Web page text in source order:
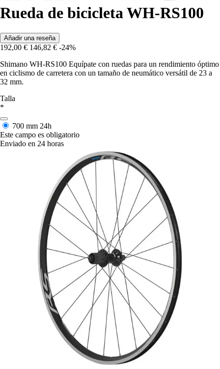
Rueda de bicicleta WH-RS100
Añadir una reseña
192,00 € 146,82 € -24%
Shimano WH-RS100 Equípate con ruedas para un rendimiento óptimo
en ciclismo de carretera con un tamaño de neumático versátil de 23 a
32 mm.
Talla
*
700 mm 24h
Este campo es obligatorio
Enviado en 24 horas